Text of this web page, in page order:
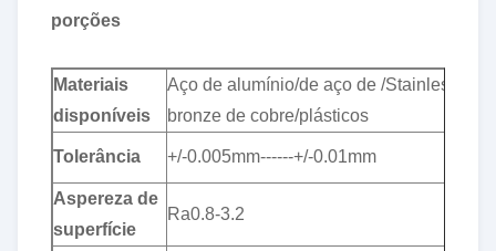
porções
Materiais
disponíveis
Aço de alumínio/de aço de /Stainless/de
bronze de cobre/plásticos
Tolerância +/-0.005mm------+/-0.01mm
Aspereza de
superfície
Ra0.8-3.2